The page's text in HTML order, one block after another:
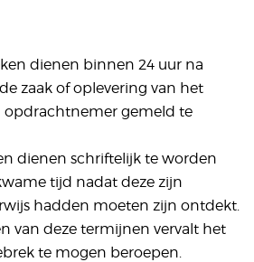
dienen binnen 24 uur na
zaak of oplevering van het
opdrachtnemer gemeld te
dienen schriftelijk te worden
tijd nadat deze zijn
hadden moeten zijn ontdekt.
van deze termijnen vervalt het
te mogen beroepen.